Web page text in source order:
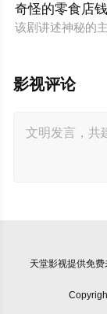
奇怪的零食店
该剧讲述神秘的
影视评论
天堂影视提供免费